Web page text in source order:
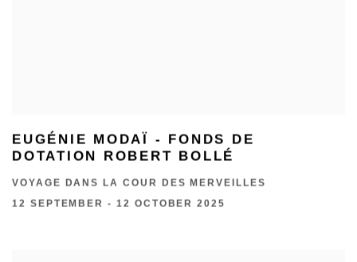
EUGÉNIE MODAÏ - FONDS DE
DOTATION ROBERT BOLLÉ
VOYAGE DANS LA COUR DES MERVEILLES
12 SEPTEMBER - 12 OCTOBER 2025